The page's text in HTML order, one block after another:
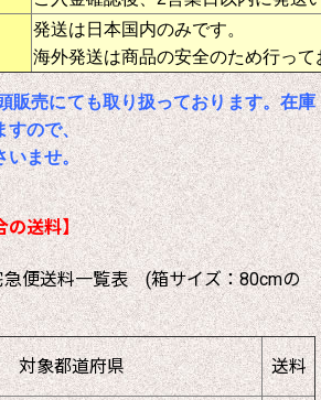
発送は日本国内のみです。
海外発送は商品の安全のため行って
販売にても取り扱っております。在庫
すので、
ませ。
の送料】
送料一覧表 (箱サイズ：80cmの
対象都道府県 送料